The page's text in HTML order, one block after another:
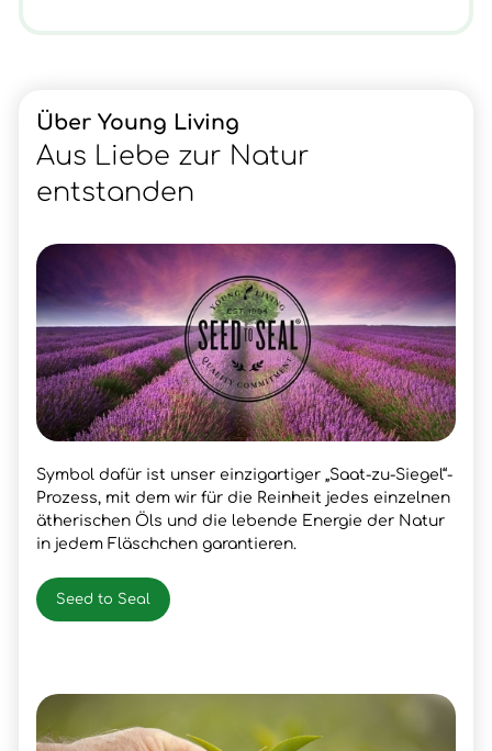
Über Young Living
Aus Liebe zur Natur
entstanden
Symbol dafür ist unser einzigartiger „Saat-zu-Siegel“-
Prozess, mit dem wir für die Reinheit jedes einzelnen
ätherischen Öls und die lebende Energie der Natur
in jedem Fläschchen garantieren.
Seed to Seal